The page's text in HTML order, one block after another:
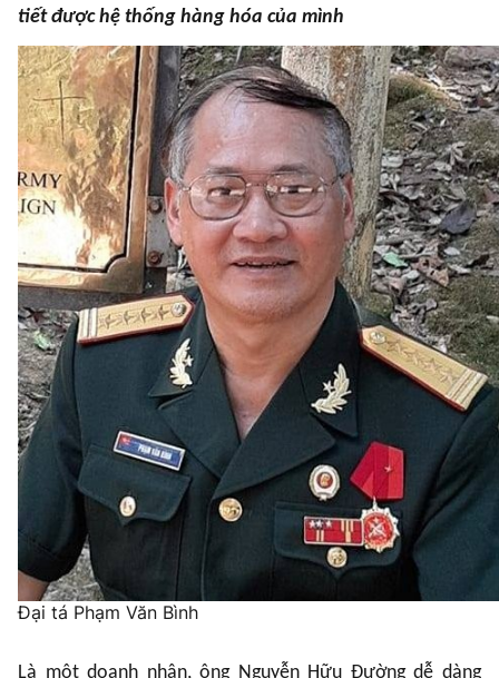
tiết được hệ thống hàng hóa của mình
Đại tá Phạm Văn Bình
Là một doanh nhân, ông Nguyễn Hữu Đường dễ dàng